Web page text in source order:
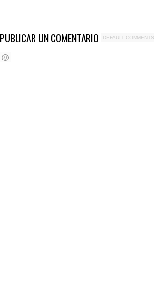
PUBLICAR UN COMENTARIO DEFAULT COMMENTS